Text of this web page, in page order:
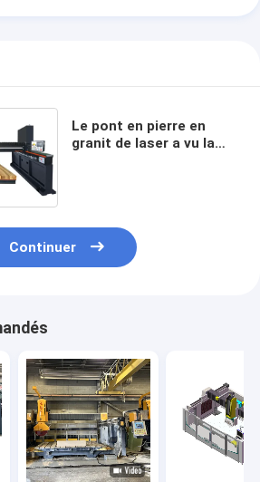
Le pont en pierre en
granit de laser a vu la
Continuer